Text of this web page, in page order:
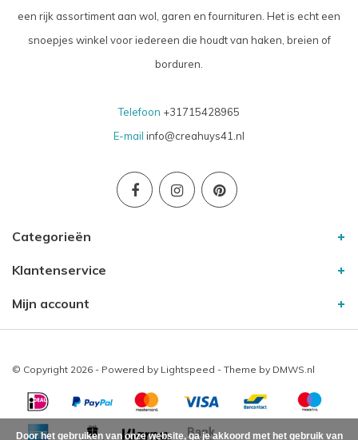
een rijk assortiment aan wol, garen en fournituren. Het is echt een
snoepjes winkel voor iedereen die houdt van haken, breien of
borduren.
Telefoon +31715428965
E-mail info@creahuys41.nl
Categorieën
Klantenservice
Mijn account
© Copyright 2026 - Powered by Lightspeed - Theme by DMWS.nl
Door het gebruiken van onze website, ga je akkoord met het gebruik van